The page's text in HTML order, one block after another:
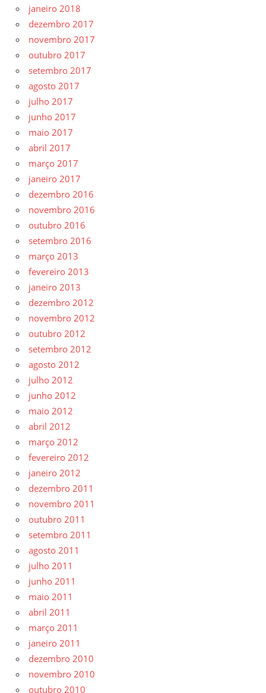
janeiro 2018
dezembro 2017
novembro 2017
outubro 2017
setembro 2017
agosto 2017
julho 2017
junho 2017
maio 2017
abril 2017
março 2017
janeiro 2017
dezembro 2016
novembro 2016
outubro 2016
setembro 2016
março 2013
fevereiro 2013
janeiro 2013
dezembro 2012
novembro 2012
outubro 2012
setembro 2012
agosto 2012
julho 2012
junho 2012
maio 2012
abril 2012
março 2012
fevereiro 2012
janeiro 2012
dezembro 2011
novembro 2011
outubro 2011
setembro 2011
agosto 2011
julho 2011
junho 2011
maio 2011
abril 2011
março 2011
janeiro 2011
dezembro 2010
novembro 2010
outubro 2010